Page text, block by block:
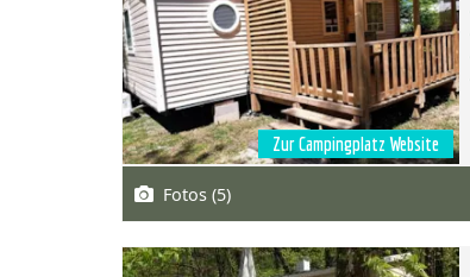
Zur Campingplatz Website
Fotos (5)